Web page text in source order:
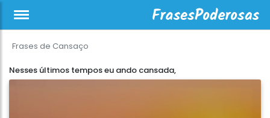
Frases de Cansaço
Nesses últimos tempos eu ando cansada,